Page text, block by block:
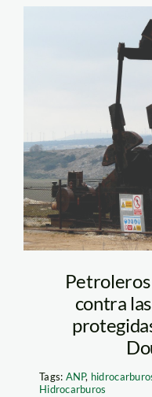
contra
Tags: ANP,
Hidrocarburos